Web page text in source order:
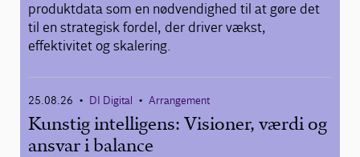
produktdata som en nødvendighed til at gøre det
til en strategisk fordel, der driver vækst,
effektivitet og skalering.
25.08.26 • DI Digital • Arrangement
Kunstig intelligens: Visioner, værdi og
ansvar i balance